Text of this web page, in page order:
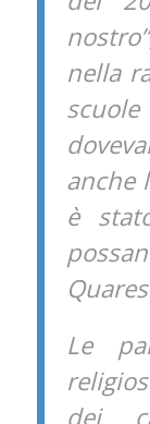
nella
scuole
anche
è
Le
dei